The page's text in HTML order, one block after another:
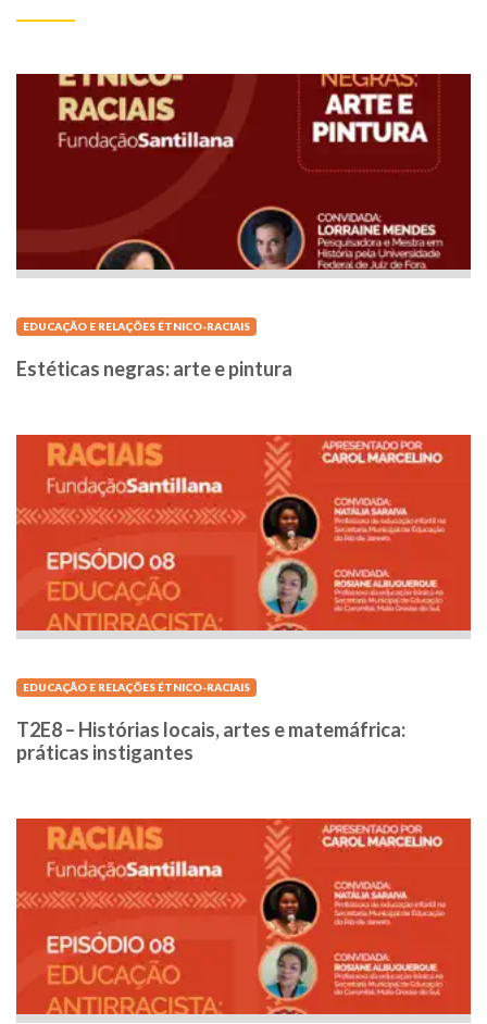
EDUCAÇÃO E RELAÇÕES ÉTNICO-RACIAIS
Estéticas negras: arte e pintura
EDUCAÇÃO E RELAÇÕES ÉTNICO-RACIAIS
T2E8 – Histórias locais, artes e matemáfrica:
práticas instigantes